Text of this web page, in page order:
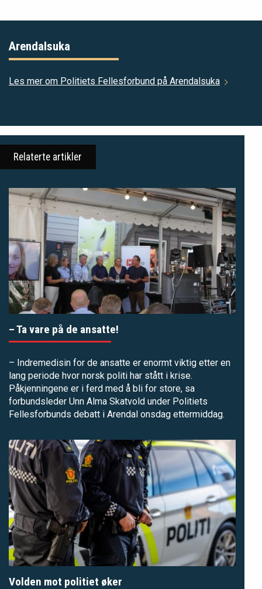
Arendalsuka
Les mer om Politiets Fellesforbund på Arendalsuka
Relaterte artikler
– Ta vare på de ansatte!
– Indremedisin for de ansatte er enormt viktig etter en
lang periode hvor norsk politi har stått i krise.
Påkjenningene er i ferd med å bli for store, sa
forbundsleder Unn Alma Skatvold under Politiets
Fellesforbunds debatt i Arendal onsdag ettermiddag.
Volden mot politiet øker